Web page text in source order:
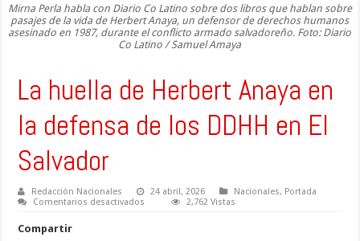
Mirna Perla habla con Diario Co Latino sobre dos libros que hablan sobre
pasajes de la vida de Herbert Anaya, un defensor de derechos humanos
asesinado en 1987, durante el conflicto armado salvadoreño. Foto: Diario
Co Latino / Samuel Amaya
La huella de Herbert Anaya en
la defensa de los DDHH en El
Salvador
Redacción Nacionales 24 abril, 2026 Nacionales, Portada
Comentarios desactivados
2,762 Vistas
Compartir